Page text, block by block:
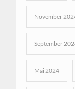
November
September
Mai 2024